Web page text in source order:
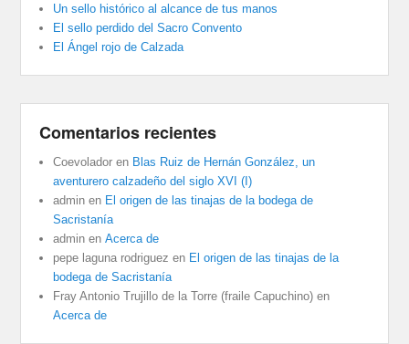
Un sello histórico al alcance de tus manos
El sello perdido del Sacro Convento
El Ángel rojo de Calzada
Comentarios recientes
Coevolador en Blas Ruiz de Hernán González, un
aventurero calzadeño del siglo XVI (I)
admin en El origen de las tinajas de la bodega de
Sacristanía
admin enAcerca de
pepe laguna rodriguez en El origen de las tinajas de la
bodega de Sacristanía
Fray Antonio Trujillo de la Torre (fraile Capuchino) en
Acerca de